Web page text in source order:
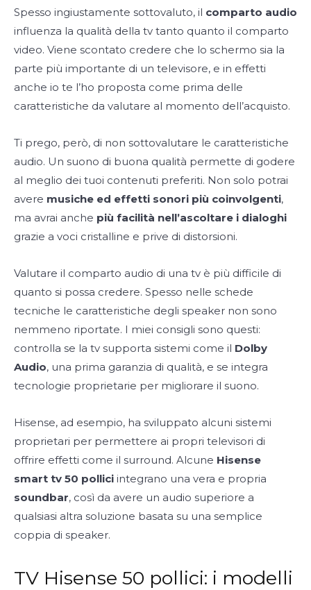
Spesso ingiustamente sottovaluto, il comparto audio
influenza la qualità della tv tanto quanto il comparto
video. Viene scontato credere che lo schermo sia la
parte più importante di un televisore, e in effetti
anche io te l’ho proposta come prima delle
caratteristiche da valutare al momento dell’acquisto.
Ti prego, però, di non sottovalutare le caratteristiche
audio. Un suono di buona qualità permette di godere
al meglio dei tuoi contenuti preferiti. Non solo potrai
avere musiche ed effetti sonori più coinvolgenti,
ma avrai anche più facilità nell’ascoltare i dialoghi
grazie a voci cristalline e prive di distorsioni.
Valutare il comparto audio di una tv è più difficile di
quanto si possa credere. Spesso nelle schede
tecniche le caratteristiche degli speaker non sono
nemmeno riportate. I miei consigli sono questi:
controlla se la tv supporta sistemi come il Dolby
Audio, una prima garanzia di qualità, e se integra
tecnologie proprietarie per migliorare il suono.
Hisense, ad esempio, ha sviluppato alcuni sistemi
proprietari per permettere ai propri televisori di
offrire effetti come il surround. Alcune Hisense
smart tv 50 pollici integrano una vera e propria
soundbar, così da avere un audio superiore a
qualsiasi altra soluzione basata su una semplice
coppia di speaker.
TV Hisense 50 pollici: i modelli